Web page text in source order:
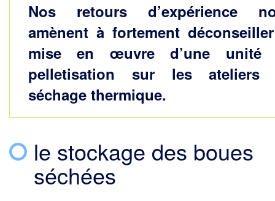
Nos retours d’expérience
amènent à fortement
mise en œuvre d’une unité
pelletisation sur les ateliers
séchage thermique.
le stockage des boues
séchées